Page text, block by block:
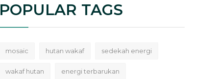
POPULAR TAGS
mosaic hutan wakaf sedekah energi
wakaf hutan energi terbarukan